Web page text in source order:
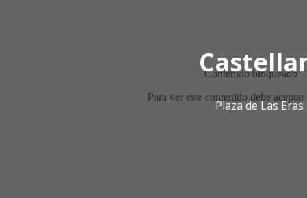
Plaza de Las